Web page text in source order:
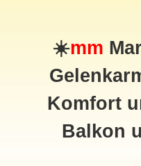
☀️mm
Komfort
Balkon